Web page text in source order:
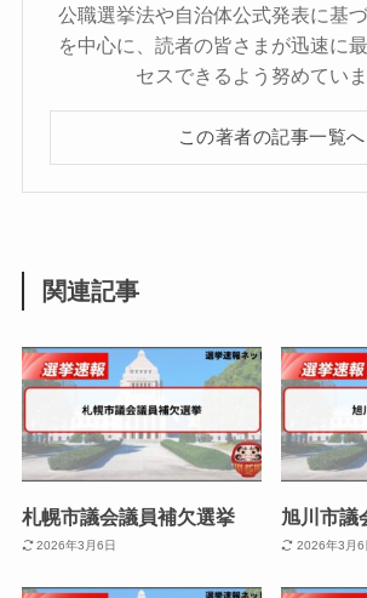
公職選挙法や自治体公式発表に基
を中心に、読者の皆さまが迅速に
セスできるよう努めていま
この著者の記事一覧へ
関連記事
札幌市議会議員補欠選挙
2026年3月6日
旭川市議
2026年3月6